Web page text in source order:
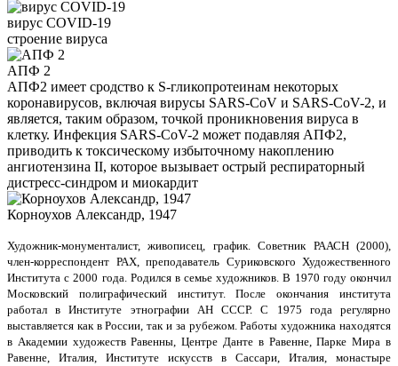
вирус COVID-19
строение вируса
АПФ 2
АПФ2 имеет сродство к S-гликопротеинам некоторых
коронавирусов, включая вирусы SARS-CoV и SARS-CoV-2, и
является, таким образом, точкой проникновения вируса в
клетку. Инфекция SARS-CoV-2 может подавляя АПФ2,
приводить к токсическому избыточному накоплению
ангиотензина II, которое вызывает острый респираторный
дистресс-синдром и миокардит
Корноухов Александр, 1947
Художник-монументалист, живописец, график. Советник РААСН (2000),
член-корреспондент РАХ, преподаватель Суриковского Художественного
Института с 2000 года. Родился в семье художников. В 1970 году окончил
Московский полиграфический институт. После окончания института
работал в Институте этнографии АН СССР. С 1975 года регулярно
выставляется как в России, так и за рубежом. Работы художника находятся
в Академии художеств Равенны, Центре Данте в Равенне, Парке Мира в
Равенне, Италия, Институте искусств в Сассари, Италия, монастыре